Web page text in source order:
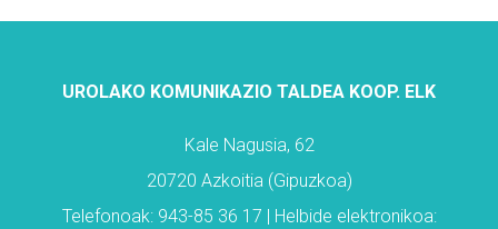
UROLAKO KOMUNIKAZIO TALDEA KOOP. ELK
Kale Nagusia, 62
20720 Azkoitia (Gipuzkoa)
Telefonoak: 943-85 36 17 | Helbide elektronikoa: